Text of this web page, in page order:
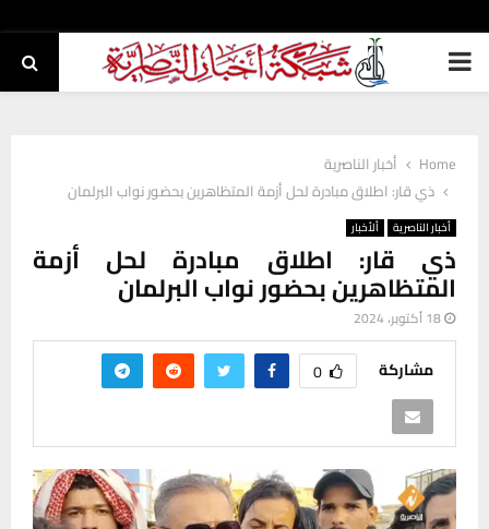
PRIMARY
Home
أخبار الناصرية
ذي قار: اطلاق مبادرة لحل أزمة المتظاهرين بحضور نواب البرلمان
أخبار الناصرية ألأخبار
ذي قار: اطلاق مبادرة لحل أزمة
المتظاهرين بحضور نواب البرلمان
18 أكتوبر، 2024
مشاركة 0